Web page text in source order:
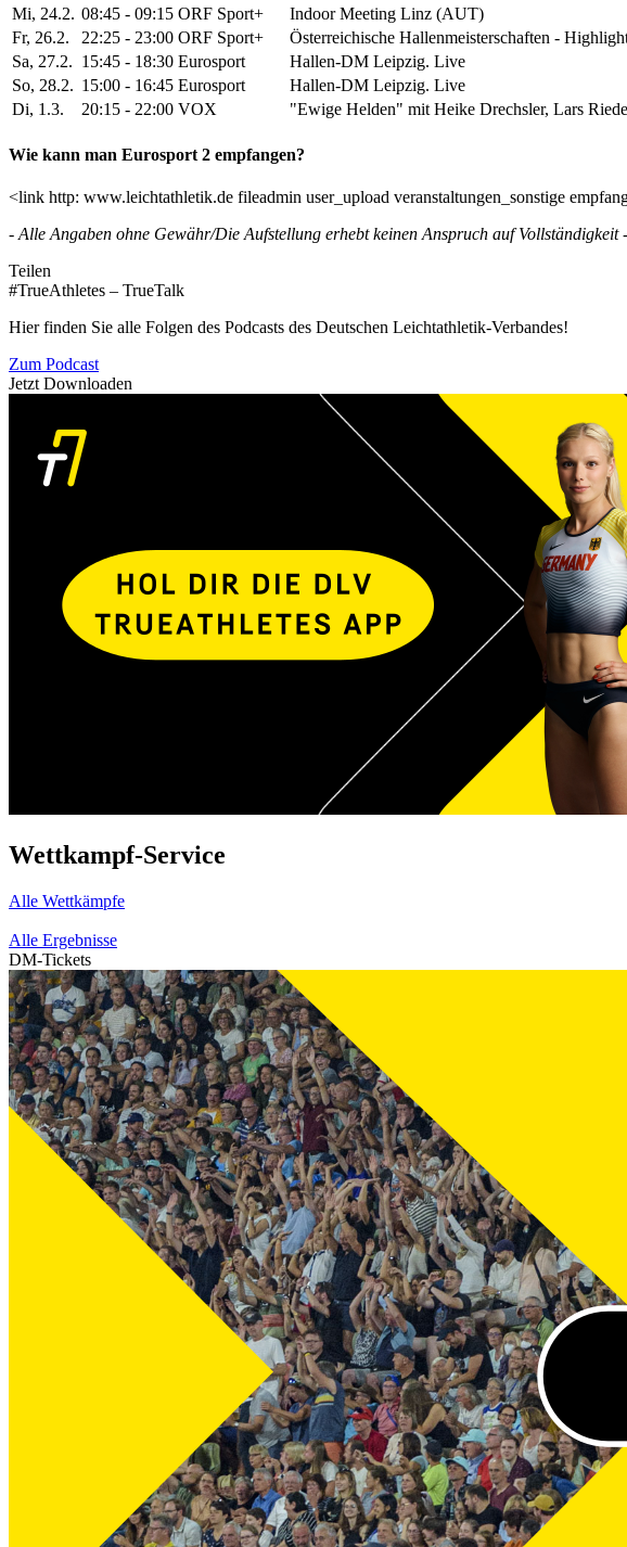
Mi, 24.2. 08:45 - 09:15 ORF Sport+
Indoor Meeting Linz (AUT)
Fr, 26.2.
22:25 - 23:00 ORF Sport+
Österreichische Hallenmeisterschaften -
Sa, 27.2. 15:45 - 18:30 Eurosport
Hallen-DM Leipzig. Live
So, 28.2. 15:00 - 16:45 Eurosport
Hallen-DM Leipzig. Live
Di, 1.3.
20:15 - 22:00 VOX "Ewige Helden" mit Heike Drechsler, Lars
Wie kann man Eurosport 2 empfangen?
<link http: www.leichtathletik.de fileadmin user_upload veranstaltungen_sonstige
- Alle Angaben ohne Gewähr/Die Aufstellung erhebt keinen Anspruch auf Vollständigkeit -
Teilen
#TrueAthletes – TrueTalk
Hier finden Sie alle Folgen des Podcasts des Deutschen Leichtathletik-Verbandes!
Zum Podcast
Jetzt Downloaden
Wettkampf-Service
Alle Wettkämpfe
Alle Ergebnisse
DM-Tickets